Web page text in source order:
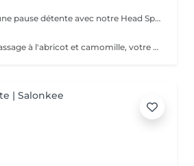
Offrez à votre enfant une pause détente avec notre Head Spa Kids, un soin de 30 min spécialement conçu pour les jeunes de 10 à 13 ans. Ce rituel doux et apaisant prend soin de leur cuir chevelu tout en leur offrant un moment de relaxation adapté à leur âge. Ce soin comprend - Nettoyage délicat: Un lavage doux adapté aux cheveux et cuir chevelu des enfants. - Massage relaxant: Une gestuelle apaisante pour favoriser la détente et stimuler la microcirculation. - Hydratation légère: des produits respectueux, spécialement choisis pour nourrir et protéger leurs cheveux. Un sèche cheveux et des brosses sont mis à sa disposition pour que votre enfant ne sorte pas avec la tête mouillée
Avec un baume de massage à l'abricot et camomille, votre enfant bénéficiera d'un massage doux de 20min pour l'arrière de son corps